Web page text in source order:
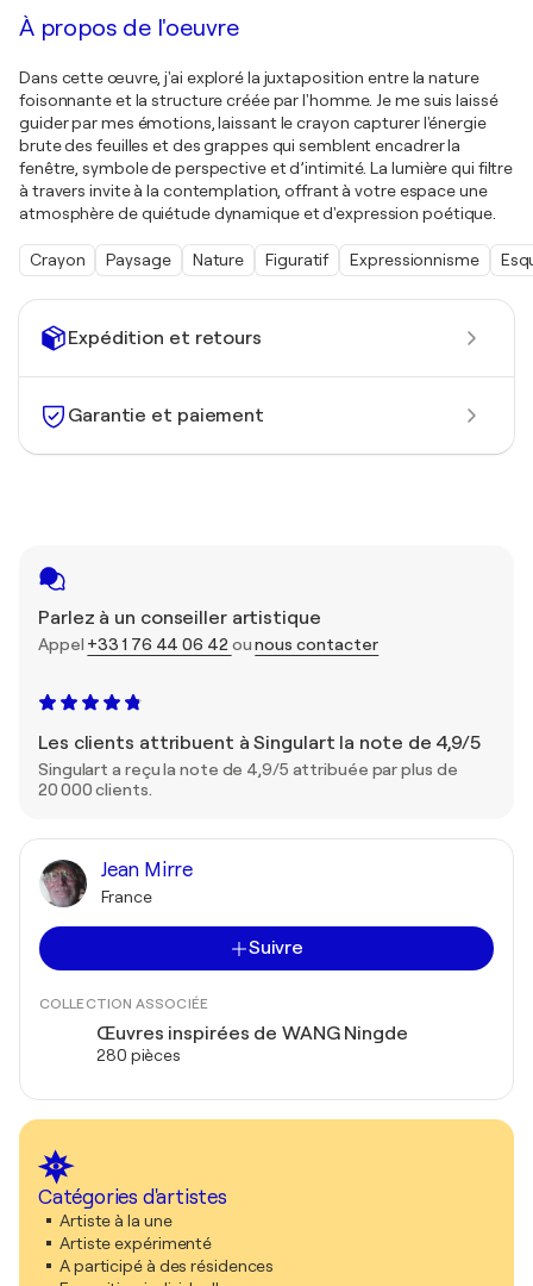
Expédition et retours
Garantie et paiement
Parlez à un conseiller artistique
Appel +33 1 76 44 06 42ounous contacter
Les clients attribuent à Singulart la note de 4,9/5
Singulart a reçu la note de 4,9/5 attribuée par plus de
20 000 clients.
Jean Mirre
France
Suivre
COLLECTION ASSOCIÉE
Œuvres inspirées de WANG Ningde
280 pièces
Catégories d'artistes
Artiste à la une
Artiste expérimenté
A participé à des résidences
À propos de l'oeuvre
Dans cette œuvre, j'ai exploré la juxtaposition entre la nature
foisonnante et la structure créée par l'homme. Je me suis laissé
guider par mes émotions, laissant le crayon capturer l'énergie
brute des feuilles et des grappes qui semblent encadrer la
fenêtre, symbole de perspective et d’intimité. La lumière qui filtre
à travers invite à la contemplation, offrant à votre espace une
atmosphère de quiétude dynamique et d'expression poétique.
Crayon Paysage Nature Figuratif Expressionnisme